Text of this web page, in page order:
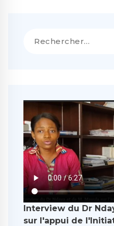
Interview du Dr
sur l'appui de